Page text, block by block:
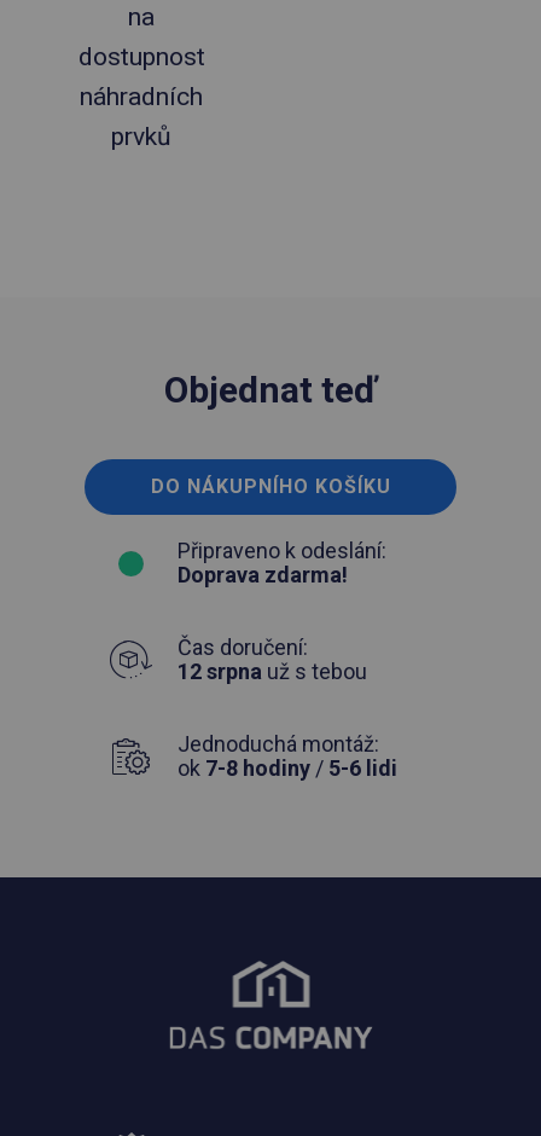
na
dostupnost
náhradních
prvků
Objednat teď
DO NÁKUPNÍHO KOŠÍKU
Připraveno k odeslání:
Doprava zdarma!
Čas doručení:
12 srpna už s tebou
Jednoduchá montáž:
ok 7-8 hodiny / 5-6 lidi